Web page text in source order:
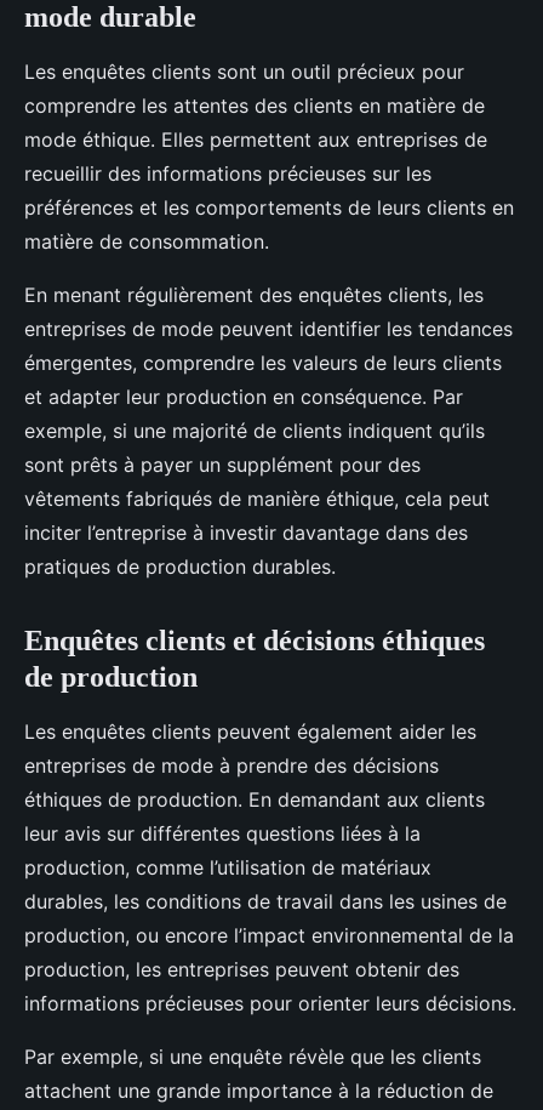
mode durable
Les enquêtes clients sont un outil précieux pour
comprendre les attentes des clients en matière de
mode éthique. Elles permettent aux entreprises de
recueillir des informations précieuses sur les
préférences et les comportements de leurs clients en
matière de consommation.
En menant régulièrement des enquêtes clients, les
entreprises de mode peuvent identifier les tendances
émergentes, comprendre les valeurs de leurs clients
et adapter leur production en conséquence. Par
exemple, si une majorité de clients indiquent qu’ils
sont prêts à payer un supplément pour des
vêtements fabriqués de manière éthique, cela peut
inciter l’entreprise à investir davantage dans des
pratiques de production durables.
Enquêtes clients et décisions éthiques
de production
Les enquêtes clients peuvent également aider les
entreprises de mode à prendre des décisions
éthiques de production. En demandant aux clients
leur avis sur différentes questions liées à la
production, comme l’utilisation de matériaux
durables, les conditions de travail dans les usines de
production, ou encore l’impact environnemental de la
production, les entreprises peuvent obtenir des
informations précieuses pour orienter leurs décisions.
Par exemple, si une enquête révèle que les clients
attachent une grande importance à la réduction de